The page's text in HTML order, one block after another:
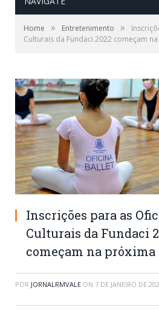
Home » Entretenimento »
Culturais da Fundaci 2022 começam
Inscrições para as
Culturais da Fundaci
começam na próxima
POR JORNALRMVALE ON 7 DE JANEIRO DE